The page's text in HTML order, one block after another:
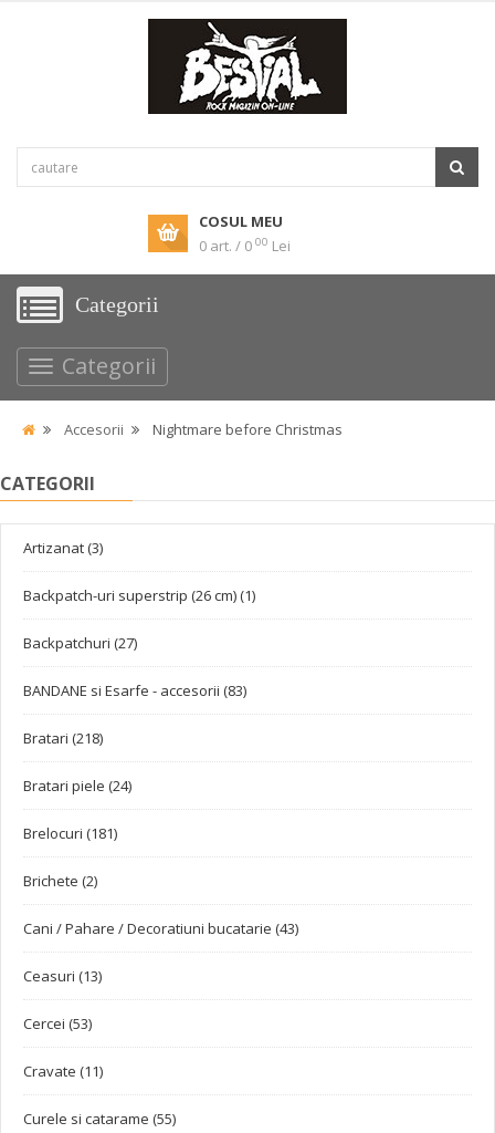
COSUL MEU
0 art. / 0 00 Lei
Categorii
Categorii
Accesorii Nightmare before Christmas
CATEGORII
Artizanat (3)
Backpatch-uri superstrip (26 cm) (1)
Backpatchuri (27)
BANDANE si Esarfe - accesorii (83)
Bratari (218)
Bratari piele (24)
Brelocuri (181)
Brichete (2)
Cani / Pahare / Decoratiuni bucatarie (43)
Ceasuri (13)
Cercei (53)
Cravate (11)
Curele si catarame (55)